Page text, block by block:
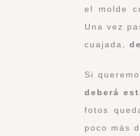
el molde
Una vez
cuajada,
Si
deberá
fotos
poco más